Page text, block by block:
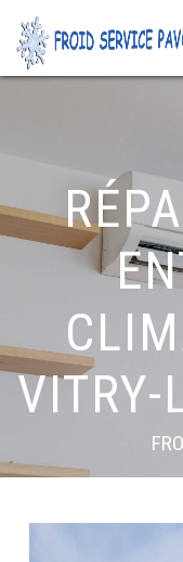
VITRY-
Panneau de gestion